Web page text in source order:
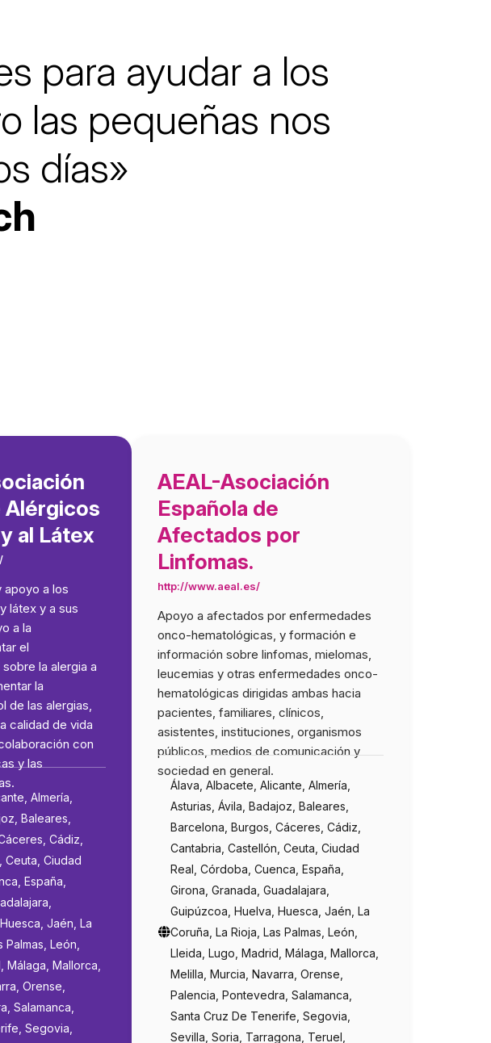
para ayudar a los
las pequeñas nos
días»
Alérgicos
al Látex
a los
látex y a sus
a la
el
la alergia a
la
de las alergias,
calidad de vida
con
y las
Almería,
Baleares,
Cádiz,
Ceuta, Ciudad
España,
Jaén, La
Palmas, León,
Málaga, Mallorca,
Orense,
Salamanca,
Segovia,
AEAL-Asociación
Española de
Afectados por
Linfomas.
http://www.aeal.es/
Apoyo a afectados por enfermedades
onco-hematológicas, y formación e
información sobre linfomas, mielomas,
leucemias y otras enfermedades onco-
hematológicas dirigidas ambas hacia
pacientes, familiares, clínicos,
asistentes, instituciones, organismos
públicos, medios de comunicación y
sociedad en general.
Álava, Albacete, Alicante, Almería,
Asturias, Ávila, Badajoz, Baleares,
Barcelona, Burgos, Cáceres, Cádiz,
Cantabria, Castellón, Ceuta, Ciudad
Real, Córdoba, Cuenca, España,
Girona, Granada, Guadalajara,
Guipúzcoa, Huelva, Huesca, Jaén, La
Coruña, La Rioja, Las Palmas, León,
Lleida, Lugo, Madrid, Málaga, Mallorca,
Melilla, Murcia, Navarra, Orense,
Palencia, Pontevedra, Salamanca,
Santa Cruz De Tenerife, Segovia,
Sevilla, Soria, Tarragona, Teruel,